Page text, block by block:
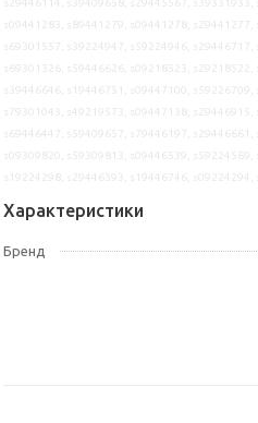
Характеристики
Бренд